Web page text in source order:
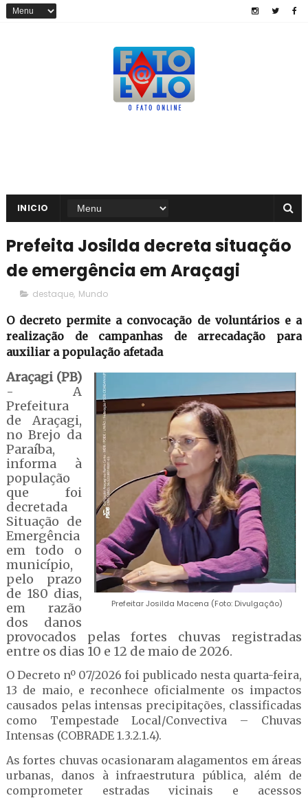
INICIO
Prefeita Josilda decreta situação
de emergência em Araçagi
destaque, Mundo
O decreto permite a convocação de voluntários e a
realização de campanhas de arrecadação para
auxiliar a população afetada
Prefeitar Josilda Macena (Foto: Divulgação)
Araçagi (PB)
- A
Prefeitura
de Araçagi,
no Brejo da
Paraíba,
informa à
população
que foi
decretada
Situação de
Emergência
em todo o
município,
pelo prazo
de 180 dias,
em razão
dos danos
provocados pelas fortes chuvas registradas
entre os dias 10 e 12 de maio de 2026.
O Decreto nº 07/2026 foi publicado nesta quarta-feira,
13 de maio, e reconhece oficialmente os impactos
causados pelas intensas precipitações, classificadas
como Tempestade Local/Convectiva – Chuvas
Intensas (COBRADE 1.3.2.1.4).
As fortes chuvas ocasionaram alagamentos em áreas
urbanas, danos à infraestrutura pública, além de
comprometer estradas vicinais e acessos